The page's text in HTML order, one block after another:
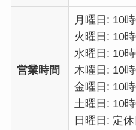
営業時間
月曜日: 10
火曜日: 10
水曜日: 10
木曜日: 10
金曜日: 10
土曜日: 10
日曜日: 定休